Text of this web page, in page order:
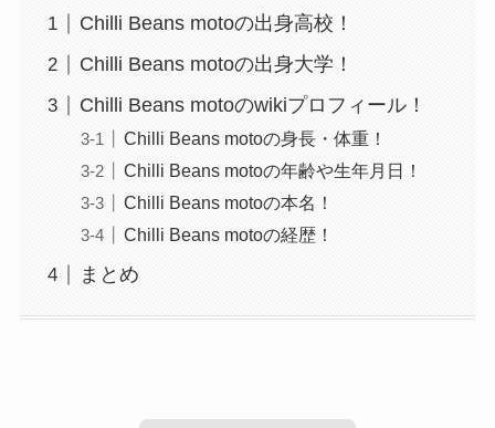
Chilli Beans motoの出身高校！
Chilli Beans motoの出身大学！
Chilli Beans motoのwikiプロフィール！
Chilli Beans motoの身長・体重！
Chilli Beans motoの年齢や生年月日！
Chilli Beans motoの本名！
Chilli Beans motoの経歴！
まとめ